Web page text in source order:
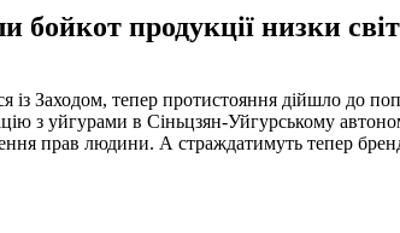
бойкот продукції низки
із Заходом, тепер протистояння дійшло до
з уйгурами в Сіньцзян-Уйгурському
прав людини. А страждатимуть тепер